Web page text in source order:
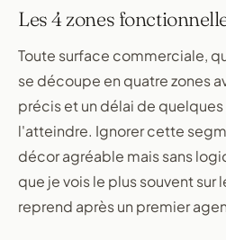
Les 4 zones
Toute surface commerciale,
se découpe en quatre zones
précis et un délai de
l'atteindre. Ignorer cette
décor agréable mais sans
que je vois le plus souvent sur
reprend après un premier